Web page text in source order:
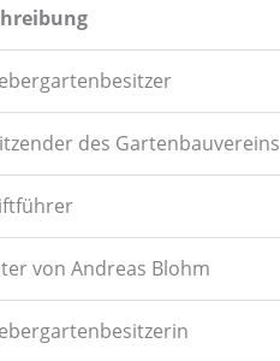
des Gartenbauvereins
von Andreas Blohm